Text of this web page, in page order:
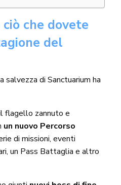
che dovete
del
salvezza di Sanctuarium ha
flagello zannuto e
un nuovo Percorso
di missioni, eventi
un Pass Battaglia e altro